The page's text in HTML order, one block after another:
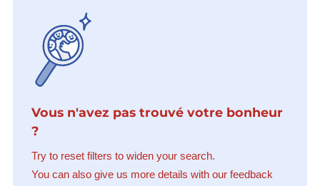
Vous n'avez pas trouvé votre bonheur
?
Try to reset filters to widen your search.
You can also give us more details with our feedback